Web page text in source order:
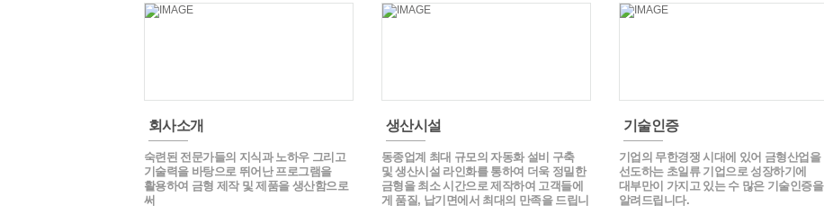
회사소개
숙련된 전문가들의 지식과 노하우 그리고
기술력을 바탕으로 뛰어난 프로그램을
활용하여 금형 제작 및 제품을 생산함으로
써
생산시설
동종업계 최대 규모의 자동화 설비 구축
및 생산시설 라인화를 통하여 더욱 정밀한
금형을 최소 시간으로 제작하여 고객들에
게 품질, 납기면에서 최대의 만족을 드립니
기술인증
기업의 무한경쟁 시대에 있어 금형산업을
선도하는 초일류 기업으로 성장하기에
대부만이 가지고 있는 수 많은 기술인증을
알려드립니다.